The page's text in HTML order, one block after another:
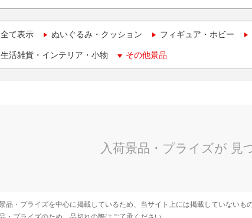
全て表示 ぬいぐるみ・クッション フィギュア・ホビー
生活雑貨・インテリア・小物 その他景品